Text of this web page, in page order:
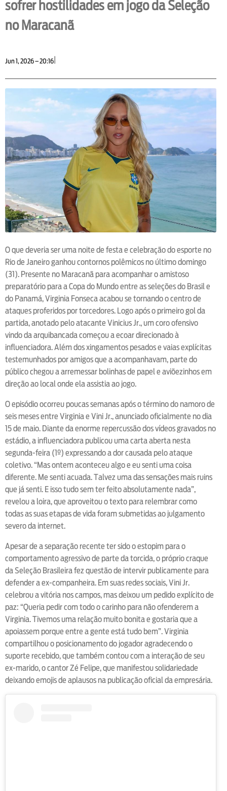
sofrer hostilidades em jogo da Seleção
no Maracanã
Jun 1, 2026 – 20:16
O que deveria ser uma noite de festa e celebração do esporte no
Rio de Janeiro ganhou contornos polêmicos no último domingo
(31). Presente no Maracanã para acompanhar o amistoso
preparatório para a Copa do Mundo entre as seleções do Brasil e
do Panamá, Virginia Fonseca acabou se tornando o centro de
ataques proferidos por torcedores. Logo após o primeiro gol da
partida, anotado pelo atacante Vinicius Jr., um coro ofensivo
vindo da arquibancada começou a ecoar direcionado à
influenciadora. Além dos xingamentos pesados e vaias explícitas
testemunhados por amigos que a acompanhavam, parte do
público chegou a arremessar bolinhas de papel e aviõezinhos em
direção ao local onde ela assistia ao jogo.
O episódio ocorreu poucas semanas após o término do namoro de
seis meses entre Virginia e Vini Jr., anunciado oficialmente no dia
15 de maio. Diante da enorme repercussão dos vídeos gravados no
estádio, a influenciadora publicou uma carta aberta nesta
segunda-feira (1º) expressando a dor causada pelo ataque
coletivo. “Mas ontem aconteceu algo e eu senti uma coisa
diferente. Me senti acuada. Talvez uma das sensações mais ruins
que já senti. E isso tudo sem ter feito absolutamente nada”,
revelou a loira, que aproveitou o texto para relembrar como
todas as suas etapas de vida foram submetidas ao julgamento
severo da internet.
Apesar de a separação recente ter sido o estopim para o
comportamento agressivo de parte da torcida, o próprio craque
da Seleção Brasileira fez questão de intervir publicamente para
defender a ex-companheira. Em suas redes sociais, Vini Jr.
celebrou a vitória nos campos, mas deixou um pedido explícito de
paz: “Queria pedir com todo o carinho para não ofenderem a
Virginia. Tivemos uma relação muito bonita e gostaria que a
apoiassem porque entre a gente está tudo bem”. Virginia
compartilhou o posicionamento do jogador agradecendo o
suporte recebido, que também contou com a interação de seu
ex-marido, o cantor Zé Felipe, que manifestou solidariedade
deixando emojis de aplausos na publicação oficial da empresária.